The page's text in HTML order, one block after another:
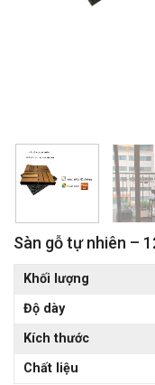
Sàn gỗ tự nhiên –
Giá
là:
60.000 ₫.
Giá
tại
là:
37.000 ₫.
Khối lượng
Độ dày
Kích thước
Chất liệu